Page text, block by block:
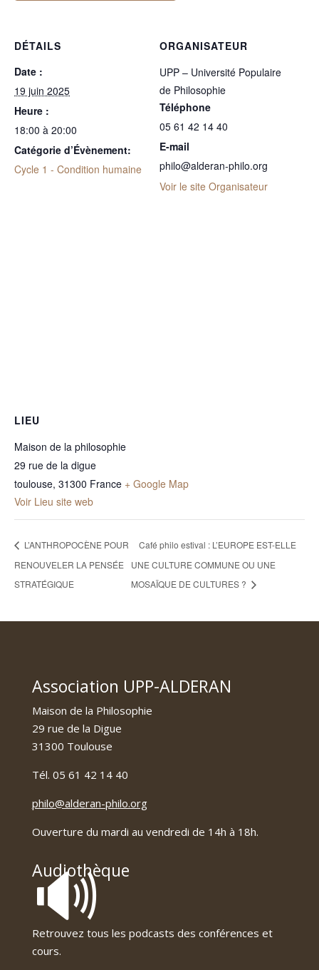
DÉTAILS
Date :
19 juin 2025
Heure :
18:00 à 20:00
Catégorie d’Évènement:
Cycle 1 - Condition humaine
ORGANISATEUR
UPP – Université Populaire
de Philosophie
Téléphone
05 61 42 14 40
E-mail
philo@alderan-philo.org
Voir le site Organisateur
LIEU
Maison de la philosophie
29 rue de la digue
toulouse, 31300 France + Google Map
Voir Lieu site web
L’ANTHROPOCÈNE POUR
RENOUVELER LA PENSÉE
STRATÉGIQUE
Café philo estival : L’EUROPE EST-ELLE
UNE CULTURE COMMUNE OU UNE
MOSAÏQUE DE CULTURES ?
Association UPP-ALDERAN
Maison de la Philosophie
29 rue de la Digue
31300 Toulouse
Tél. 05 61 42 14 40
philo@alderan-philo.org
Ouverture du mardi au vendredi de 14h à 18h.
Audiothèque
🔊
Retrouvez tous les podcasts des conférences et
cours.